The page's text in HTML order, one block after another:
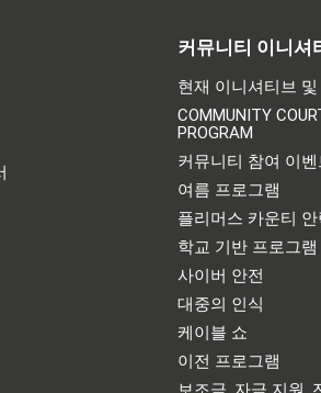
커뮤니티 이니셔
현재 이니셔티브
COMMUNITY
PROGRAM
커뮤니티 참여 이벤
여름 프로그램
플리머스 카운티
학교 기반 프로그램
사이버 안전
대중의 인식
케이블 쇼
이전 프로그램